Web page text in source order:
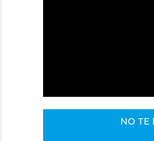
NO TE